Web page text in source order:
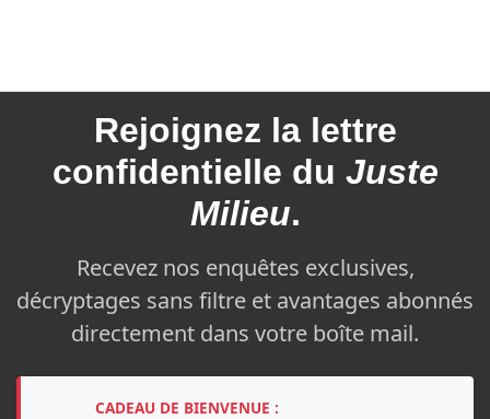
Rejoignez la lettre
confidentielle du Juste
Milieu.
Recevez nos enquêtes exclusives,
décryptages sans filtre et avantages abonnés
directement dans votre boîte mail.
CADEAU DE BIENVENUE :